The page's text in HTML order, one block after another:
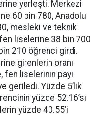
yerleşti. Merkezi
60 bin 780, Anadolu
mesleki ve teknik
liselerine 38 bin 700
210 öğrenci girdi.
girenlerin oranı
fen liselerinin payı
geriledi. Yüzde 5’lik
yüzde 52.16’sı
yüzde 40.55’i